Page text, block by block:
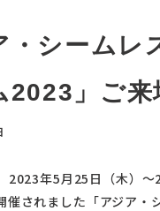
・シームレ
2023」ご
2023年5月25日（木）～
催されました「アジア・